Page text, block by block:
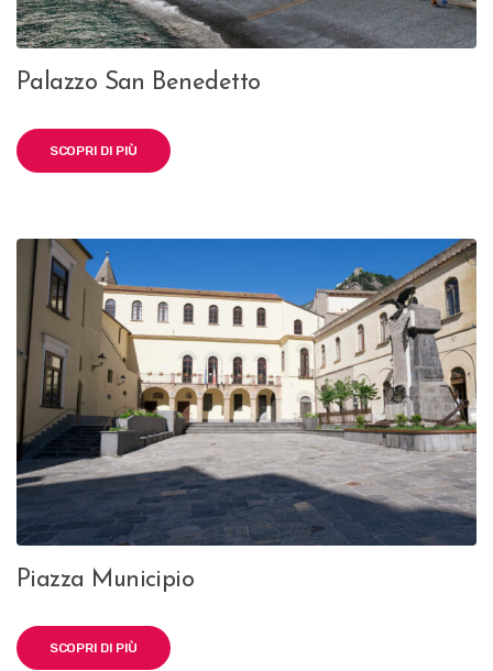
Palazzo San Benedetto
SCOPRI DI PIÙ
Piazza Municipio
SCOPRI DI PIÙ